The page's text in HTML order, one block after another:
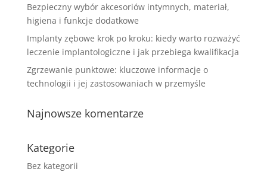
Bezpieczny wybór akcesoriów intymnych, materiał,
higiena i funkcje dodatkowe
Implanty zębowe krok po kroku: kiedy warto rozważyć
leczenie implantologiczne i jak przebiega kwalifikacja
Zgrzewanie punktowe: kluczowe informacje o
technologii i jej zastosowaniach w przemyśle
Najnowsze komentarze
Kategorie
Bez kategorii